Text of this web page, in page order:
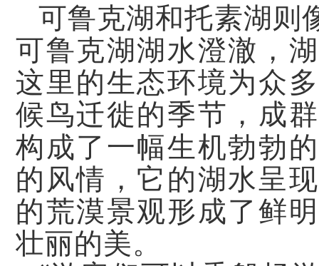
可鲁克湖和托素湖则
可鲁克湖湖水澄澈，
这里的生态环境为众
候鸟迁徙的季节，成
构成了一幅生机勃勃
的风情，它的湖水呈
的荒漠景观形成了鲜
壮丽的美。